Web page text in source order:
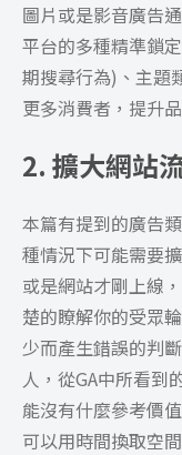
圖片或是影音廣告
平台的多種精準鎖
期搜尋行為)、主題
更多消費者，提升
2. 擴大網站
本篇有提到的廣告
種情況下可能需要
或是網站才剛上線
楚的瞭解你的受眾
少而產生錯誤的判
人，從GA中所看到
能沒有什麼參考價
可以用時間換取空